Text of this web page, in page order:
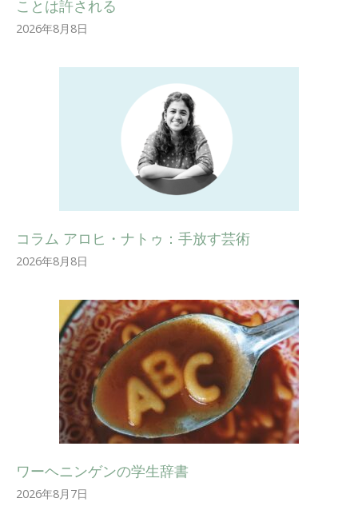
ことは許される
2026年8月8日
コラム アロヒ・ナトゥ：手放す芸術
2026年8月8日
ワーヘニンゲンの学生辞書
2026年8月7日